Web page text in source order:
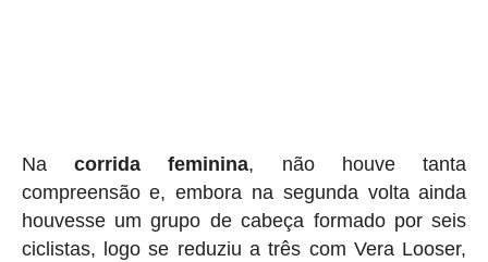
Nacorrida feminina, não houve tanta
compreensão e, embora na segunda volta ainda
houvesse um grupo de cabeça formado por seis
ciclistas, logo se reduziu a três com Vera Looser,